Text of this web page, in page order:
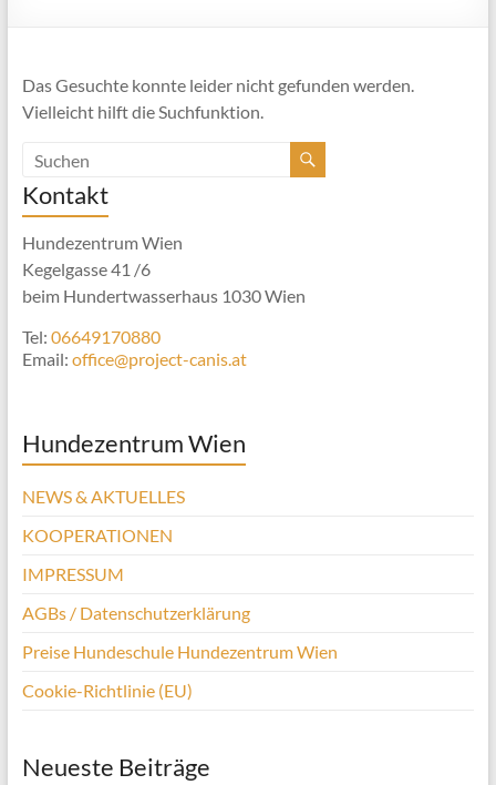
Das Gesuchte konnte leider nicht gefunden werden.
Vielleicht hilft die Suchfunktion.
Kontakt
Hundezentrum Wien
Kegelgasse 41 /6
beim Hundertwasserhaus 1030 Wien
Tel: 06649170880
Email: office@project-canis.at
Hundezentrum Wien
NEWS & AKTUELLES
KOOPERATIONEN
IMPRESSUM
AGBs / Datenschutzerklärung
Preise Hundeschule Hundezentrum Wien
Cookie-Richtlinie (EU)
Neueste Beiträge